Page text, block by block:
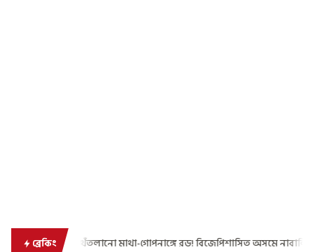
ব্রেকিং
রড! বিজেপিশাসিত অসমে নাবালিকার নৃশংস পরিণতি ব্রড